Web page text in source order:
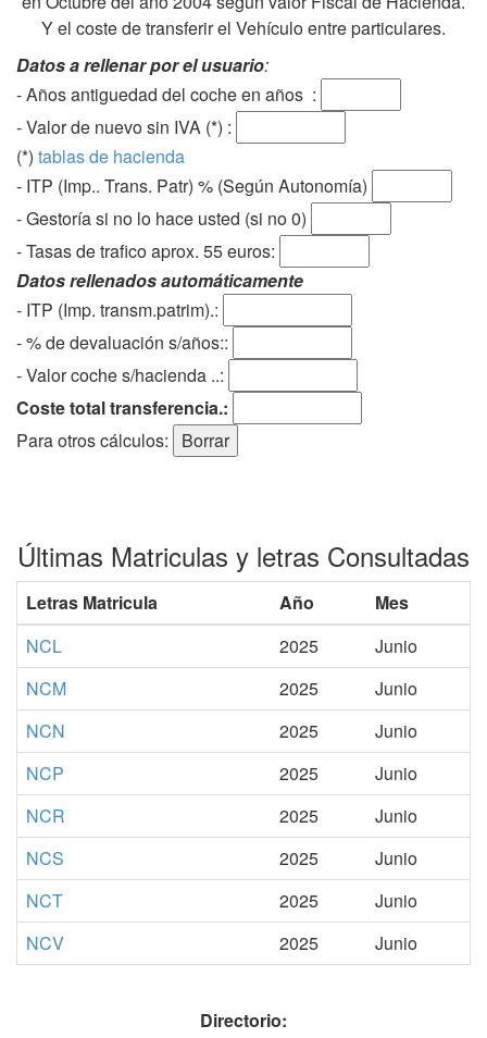
Y el coste de transferir el Vehículo entre particulares.
Datos a rellenar por el usuario:
- Años antiguedad del coche en años :
- Valor de nuevo sin IVA (*) :
(*) tablas de hacienda
- ITP (Imp.. Trans. Patr) % (Según Autonomía)
- Gestoría si no lo hace usted (si no 0)
-Tasas de trafico aprox. 55 euros:
Datos rellenados automáticamente
- ITP (Imp. transm.patrim).:
- % de devaluación s/años::
- Valor coche s/hacienda ..:
Coste total transferencia.:
Para otros cálculos:
Últimas Matriculas y letras Consultadas
Letras Matricula Año
Mes
NCL
2025
Junio
NCM
2025
Junio
NCN
2025
Junio
NCP
2025
Junio
NCR
2025
Junio
NCS
2025
Junio
NCT
2025
Junio
NCV
2025 Junio
Directorio: